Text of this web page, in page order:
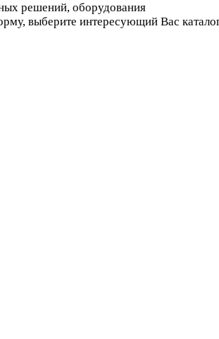
решений, оборудования
выберите интересующий Вас